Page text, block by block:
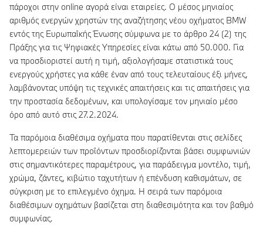
πάροχοι στην online αγορά είναι εταιρείες. Ο μέσος μηνιαίος
αριθμός ενεργών χρηστών της αναζήτησης νέου οχήματος BMW
εντός της Ευρωπαϊκής Ένωσης σύμφωνα με το άρθρο 24 (2) της
Πράξης για τις Ψηφιακές Υπηρεσίες είναι κάτω από 50.000. Για
να προσδιοριστεί αυτή η τιμή, αξιολογήσαμε στατιστικά τους
ενεργούς χρήστες για κάθε έναν από τους τελευταίους έξι μήνες,
λαμβάνοντας υπόψη τις τεχνικές απαιτήσεις και τις απαιτήσεις για
την προστασία δεδομένων, και υπολογίσαμε τον μηνιαίο μέσο
όρο από αυτό στις 27.2.2024.
Τα παρόμοια διαθέσιμα οχήματα που παρατίθενται στις σελίδες
λεπτομερειών των προϊόντων προσδιορίζονται βάσει συμφωνιών
στις σημαντικότερες παραμέτρους, για παράδειγμα μοντέλο, τιμή,
χρώμα, ζάντες, κιβώτιο ταχυτήτων ή επένδυση καθισμάτων, σε
σύγκριση με το επιλεγμένο όχημα. Η σειρά των παρόμοια
διαθέσιμων οχημάτων βασίζεται στη διαθεσιμότητα και τον βαθμό
συμφωνίας.